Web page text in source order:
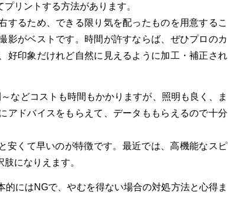
リントする方法があります。
するため、できる限り気を配ったものを用意するこ
影がベストです。時間が許すならば、ぜひプロのカ
好印象だけれど自然に見えるように加工・補正され
などコストも時間もかかりますが、照明も良く、ま
アドバイスをもらえて、データももらえるので十分
安くて早いのが特徴です。最近では、高機能なスピ
になりえます。
にはNGで、やむを得ない場合の対処方法と心得ま